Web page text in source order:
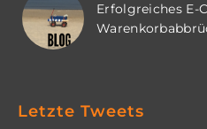
Erfolgreiches E-
Letzte Tweets